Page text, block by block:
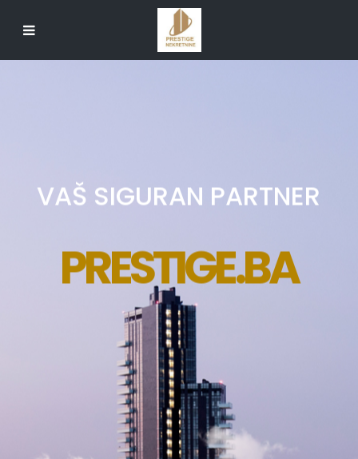
VAŠ SIGURAN PARTNER
PRESTIGE.BA